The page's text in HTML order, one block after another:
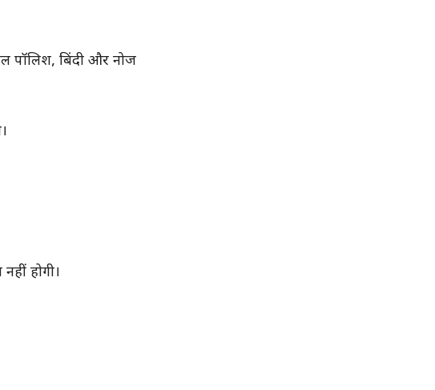
पॉलिश, बिंदी और नोज
होगी।